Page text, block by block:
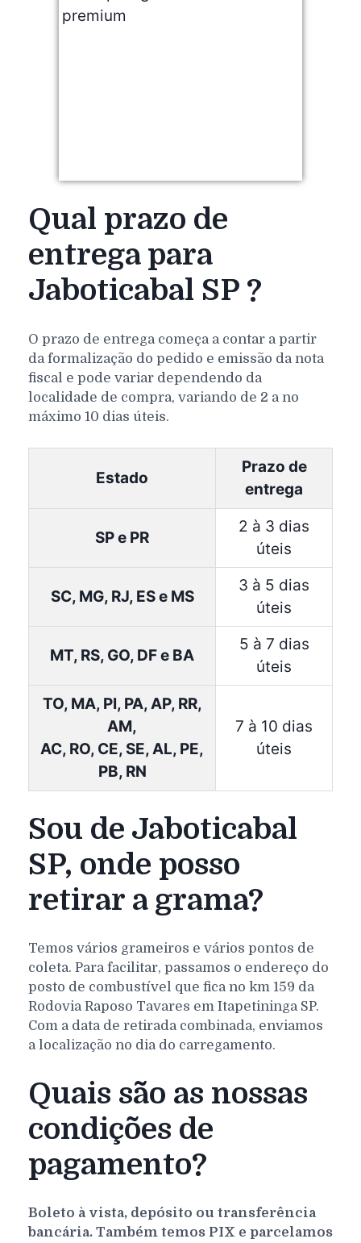
Qual prazo de
entrega para
Jaboticabal SP ?
O prazo de entrega começa a contar a partir
da formalização do pedido e emissão da nota
fiscal e pode variar dependendo da
localidade de compra, variando de 2 a no
máximo 10 dias úteis.
Estado
Prazo de
entrega
SP e PR
2 à 3 dias
úteis
SC, MG, RJ, ES e MS
3 à 5 dias
úteis
MT, RS, GO, DF e BA
5 à 7 dias
úteis
TO, MA, PI, PA, AP, RR,
AM,
AC, RO, CE, SE, AL, PE,
PB, RN
7 à 10 dias
úteis
Sou de Jaboticabal
SP, onde posso
retirar a grama?
Temos vários grameiros e vários pontos de
coleta. Para facilitar, passamos o endereço do
posto de combustível que fica no km 159 da
Rodovia Raposo Tavares em Itapetininga SP.
Com a data de retirada combinada, enviamos
a localização no dia do carregamento.
Quais são as nossas
condições de
pagamento?
Boleto à vista, depósito ou transferência
bancária. Também temos PIX e parcelamos